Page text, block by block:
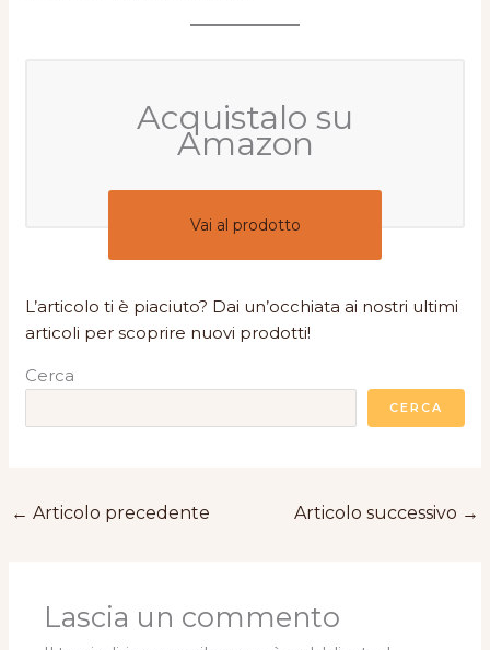
Acquistalo su
Amazon
Vai al prodotto
L’articolo ti è piaciuto? Dai un’occhiata ai nostri ultimi
articoli per scoprire nuovi prodotti!
Cerca
CERCA
← Articolo precedente Articolo successivo →
Lascia un commento